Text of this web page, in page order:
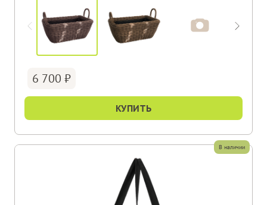
6 700
КУПИТЬ
В наличии